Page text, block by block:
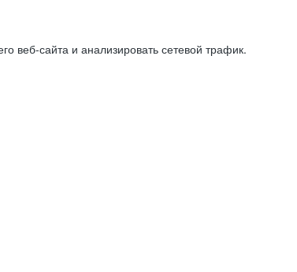
веб-сайта и анализировать сетевой трафик.